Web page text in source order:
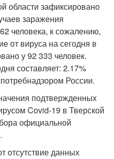
области зафиксировано
заражения
человека, к сожалению,
от вируса на сегодня в
у 92 333 человек.
составляет: 2.17%
России.
подтвержденных
Covid-19 в Тверской
официальной
отсутствие данных